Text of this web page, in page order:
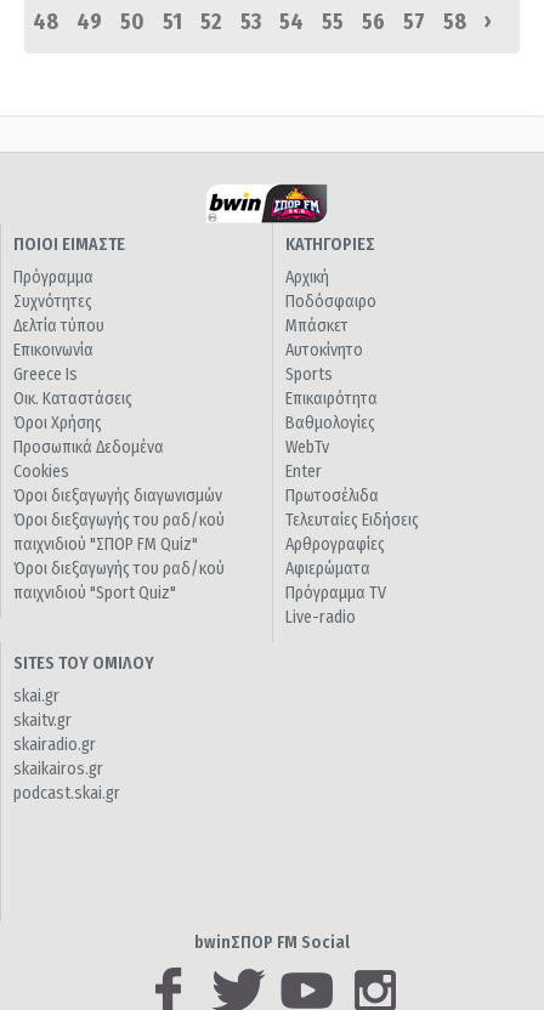
48
49 50 51 52 53 54 55 56 57 58 ›
ΠΟΙΟΙ ΕΙΜΑΣΤΕ
Πρόγραμμα
Συχνότητες
Δελτία τύπου
Επικοινωνία
Greece Is
Οικ. Καταστάσεις
Όροι Χρήσης
Προσωπικά Δεδομένα
Cookies
Όροι διεξαγωγής διαγωνισμών
Όροι διεξαγωγής του ραδ/κού
παιχνιδιού "ΣΠΟΡ FM Quiz"
Όροι διεξαγωγής του ραδ/κού
παιχνιδιού "Sport Quiz"
ΚΑΤΗΓΟΡΙΕΣ
Αρχική
Ποδόσφαιρο
Μπάσκετ
Αυτοκίνητο
Sports
Επικαιρότητα
Βαθμολογίες
WebTv
Enter
Πρωτοσέλιδα
Τελευταίες Ειδήσεις
Αρθρογραφίες
Αφιερώματα
Πρόγραμμα TV
Live-radio
SITES ΤΟΥ ΟΜΙΛΟΥ
skai.gr
skaitv.gr
skairadio.gr
skaikairos.gr
podcast.skai.gr
bwinΣΠΟΡ FM Social